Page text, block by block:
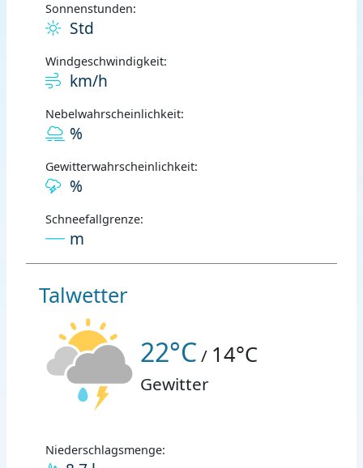
Sonnenstunden:
Std
Windgeschwindigkeit:
km/h
Nebelwahrscheinlichkeit:
%
Gewitterwahrscheinlichkeit:
%
Schneefallgrenze:
m
Talwetter
22°C / 14°C
Gewitter
Niederschlagsmenge: